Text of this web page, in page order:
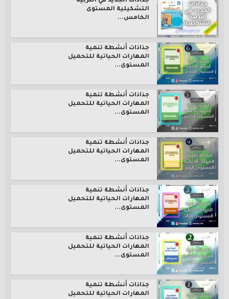
التشكيلية المستوى
الخامس...
جذاذات أنشطة تنمية
المهارات الحياتية للتحميل
المستوى...
جذاذات أنشطة تنمية
المهارات الحياتية للتحميل
المستوى...
جذاذات أنشطة تنمية
المهارات الحياتية للتحميل
المستوى...
جذاذات أنشطة تنمية
المهارات الحياتية للتحميل
المستوى...
جذاذات أنشطة تنمية
المهارات الحياتية للتحميل
المستوى...
جذاذات أنشطة تنمية
المهارات الحياتية للتحميل